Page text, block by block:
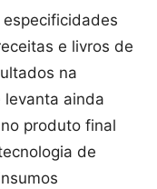
e livros de
na
levanta ainda
produto final
de